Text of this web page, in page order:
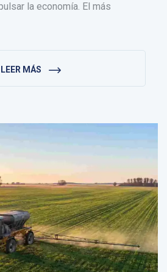
la economía. El más
LEER MÁS